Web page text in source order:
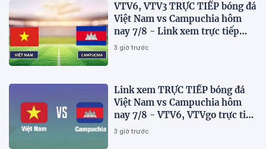
VTV6, VTV3 TRỰC TIẾP bóng đá
Việt Nam vs Campuchia hôm
nay 7/8 - Link xem trực tiếp
AFF Cup 2026 mới nhất
3 giờ trước
Link xem TRỰC TIẾP bóng đá
Việt Nam vs Campuchia hôm
nay 7/8 - VTV6, VTVgo trực tiếp
AFF Cup 2026
3 giờ trước